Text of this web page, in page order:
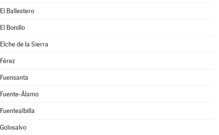
El Ballestero
El Bonillo
Elche de la Sierra
Férez
Fuensanta
Fuente-Álamo
Fuentealbilla
Golosalvo